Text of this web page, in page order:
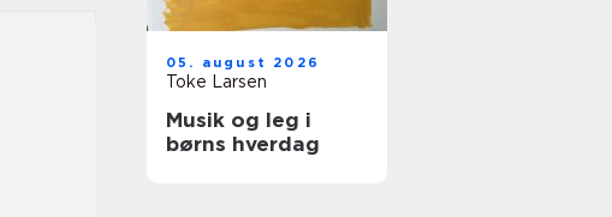
05. august 2026
Toke Larsen
Musik og leg i
børns hverdag